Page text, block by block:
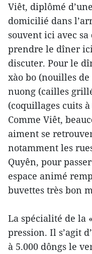
Viêt, diplômé
domicilié dans
souvent ici avec
prendre le dîner
discuter. Pour le
xào bo (nouilles
nuong (cailles
(coquillages cuits
Comme Viêt,
aiment se
notamment les
Quyên, pour
espace animé
buvettes très bon
La spécialité de la
pression. Il s’agit
à 5.000 dôngs le